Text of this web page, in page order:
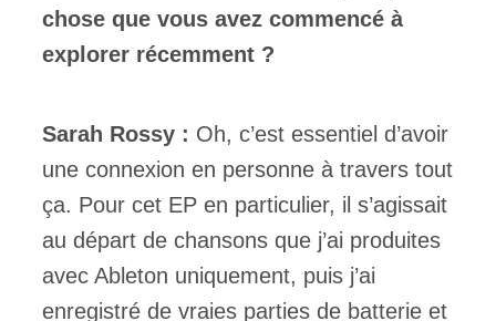
chose que vous avez commencé à
explorer récemment ?
Sarah Rossy : Oh, c’est essentiel d’avoir
une connexion en personne à travers tout
ça. Pour cet EP en particulier, il s’agissait
au départ de chansons que j’ai produites
avec Ableton uniquement, puis j’ai
enregistré de vraies parties de batterie et